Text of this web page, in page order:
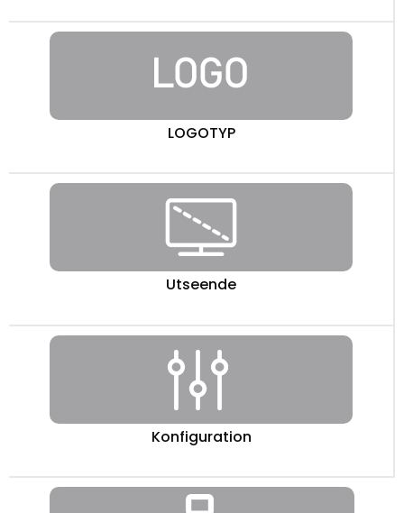
LOGOTYP
Utseende
Konfiguration